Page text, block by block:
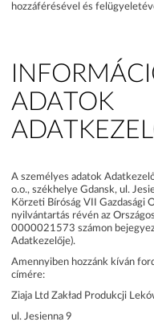
hozzáférésével és
ADATOK
A személyes adatok
o.o., székhelye Gdansk, ul.
Körzeti Bíróság VII Gazdasági
nyilvántartás révén az
0000021573 számon
Adatkezelője).
Amennyiben hozzánk kíván
címére:
Ziaja Ltd Zakład Produkcji
ul. Jesienna 9